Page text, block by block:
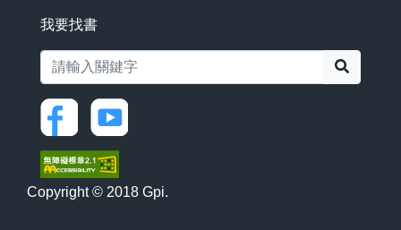
我要找書
Copyright © 2018 Gpi.